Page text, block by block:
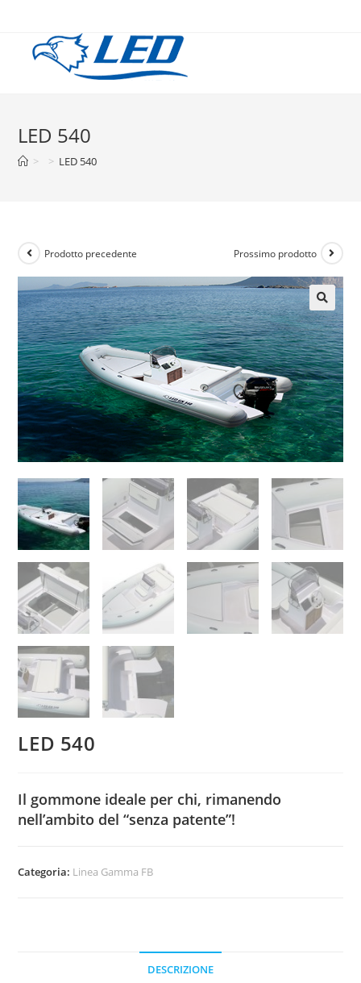
LED 540
> > LED 540
Prodotto precedente Prossimo prodotto
LED 540
Il gommone ideale per chi, rimanendo
nell’ambito del “senza patente”!
Categoria: Linea Gamma FB
DESCRIZIONE